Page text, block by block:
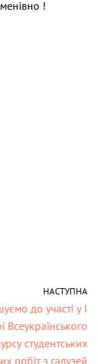
!
НАСТУПНА
до участі у І
Всеукраїнського
студентських
робіт з галузей